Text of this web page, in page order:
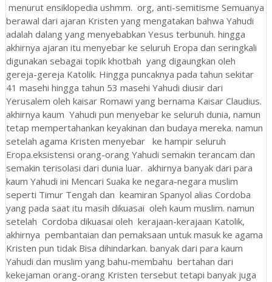
menurut ensiklopedia ushmm. org, anti-semitisme Semuanya
berawal dari ajaran Kristen yang mengatakan bahwa Yahudi
adalah dalang yang menyebabkan Yesus terbunuh. hingga
akhirnya ajaran itu menyebar ke seluruh Eropa dan seringkali
digunakan sebagai topik khotbah yang digaungkan oleh
gereja-gereja Katolik. Hingga puncaknya pada tahun sekitar
41 masehi hingga tahun 53 masehi Yahudi diusir dari
Yerusalem oleh kaisar Romawi yang bernama Kaisar Claudius.
akhirnya kaum Yahudi pun menyebar ke seluruh dunia, namun
tetap mempertahankan keyakinan dan budaya mereka. namun
setelah agama Kristen menyebar ke hampir seluruh
Eropa.eksistensi orang-orang Yahudi semakin terancam dan
semakin terisolasi dari dunia luar. akhirnya banyak dari para
kaum Yahudi ini Mencari Suaka ke negara-negara muslim
seperti Timur Tengah dan keamiran Spanyol alias Cordoba
yang pada saat itu masih dikuasai oleh kaum muslim. namun
setelah Cordoba dikuasai oleh kerajaan-kerajaan Katolik,
akhirnya pembantaian dan pemaksaan untuk masuk ke agama
Kristen pun tidak Bisa dihindarkan. banyak dari para kaum
Yahudi dan muslim yang bahu-membahu bertahan dari
kekejaman orang-orang Kristen tersebut tetapi banyak juga